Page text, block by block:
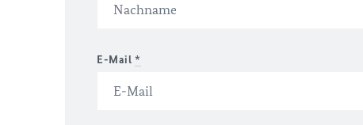
E-Mail *